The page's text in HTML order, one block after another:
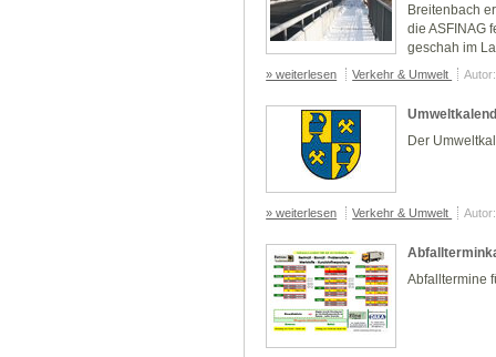
Breitenbach
die ASFINAG
geschah im
» weiterlesen Verkehr & Umwelt
Der
» weiterlesen Verkehr & Umwelt
Abfalltermine